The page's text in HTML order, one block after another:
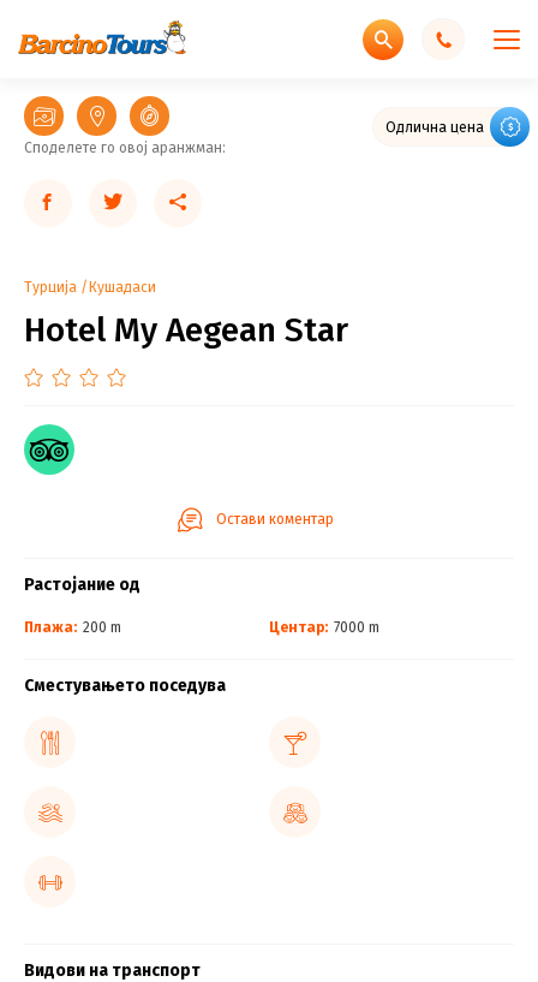
Одлична цена
Споделете го овој аранжман:
Турција Кушадаси
Hotel My Aegean Star
Остави коментар
Растојание од
Плажа: 200 m Центар: 7000 m
Сместувањето поседува
Видови на транспорт